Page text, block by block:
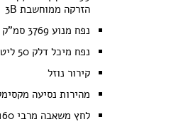
הזרקה ממוחשבת 3B
נפח מנוע 3769 סמ"ק
נפח מיכל דלק 50 ליטר
קירור נוזל
מהירות נסיעה מקסימלית
לחץ משאבה מרבי 160 בר